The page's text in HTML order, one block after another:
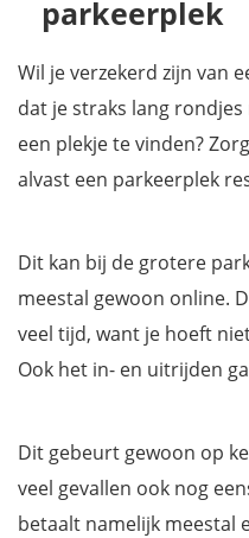
Plan je reis goed
parkeerplek
Wil je verzekerd zijn van
dat je straks lang
een plekje te vinden?
alvast een parkeerplek
Dit kan bij de grotere
meestal gewoon online.
veel tijd, want je hoeft
Ook het in- en uitrijden
Dit gebeurt gewoon op
veel gevallen ook nog
betaalt namelijk meestal